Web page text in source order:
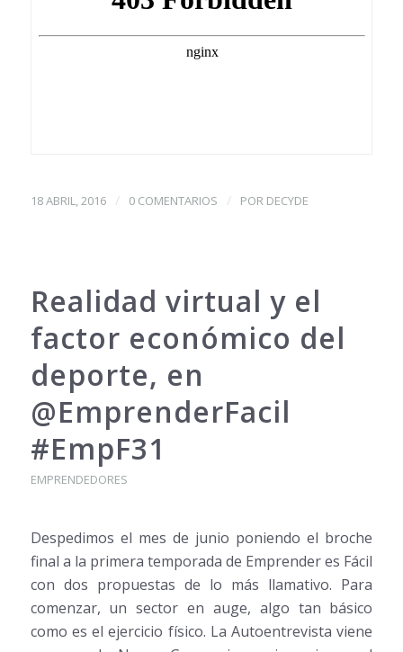
18 ABRIL, 2016 / 0 COMENTARIOS / POR DECYDE
Realidad virtual y el
factor económico del
deporte, en
@EmprenderFacil
#EmpF31
EMPRENDEDORES
Despedimos el mes de junio poniendo el broche
final a la primera temporada de Emprender es Fácil
con dos propuestas de lo más llamativo. Para
comenzar, un sector en auge, algo tan básico
como es el ejercicio físico. La Autoentrevista viene